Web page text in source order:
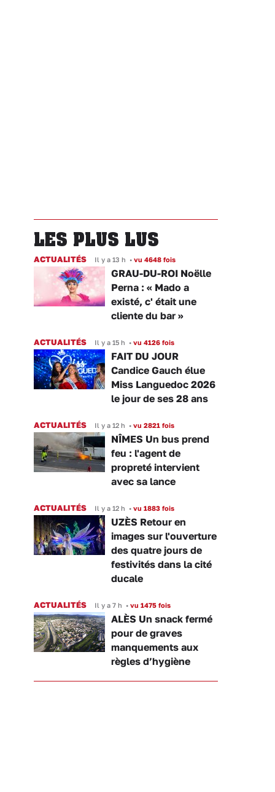
LES PLUS LUS
ACTUALITÉS Il y a 13 h • vu 4648 fois
GRAU-DU-ROI Noëlle
Perna : « Mado a
existé, c' était une
cliente du bar »
ACTUALITÉS Il y a 15 h • vu 4126 fois
FAIT DU JOUR
Candice Gauch élue
Miss Languedoc 2026
le jour de ses 28 ans
ACTUALITÉS Il y a 12 h • vu 2821 fois
NÎMES Un bus prend
feu : l'agent de
propreté intervient
avec sa lance
ACTUALITÉS Il y a 12 h • vu 1883 fois
UZÈS Retour en
images sur l'ouverture
des quatre jours de
festivités dans la cité
ducale
ACTUALITÉS Il y a 7 h • vu 1475 fois
ALÈS Un snack fermé
pour de graves
manquements aux
règles d’hygiène